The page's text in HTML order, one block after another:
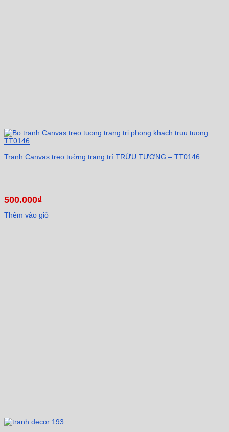
Tranh Canvas treo tường trang trí TRỪU TƯỢNG – TT0146
500.000₫
Thêm vào giỏ